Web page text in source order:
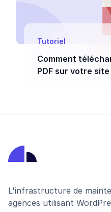
Tutoriel
Comment
PDF sur votre
L'infrastructure de
agences utilisant